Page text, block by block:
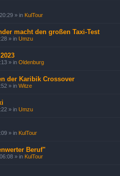
» in KulTour
macht den großen Taxi-Test
» in Umzu
» in Oldenburg
der Karibik Crossover
» in Witze
» in Umzu
» in KulTour
Beruf"
» in KulTour